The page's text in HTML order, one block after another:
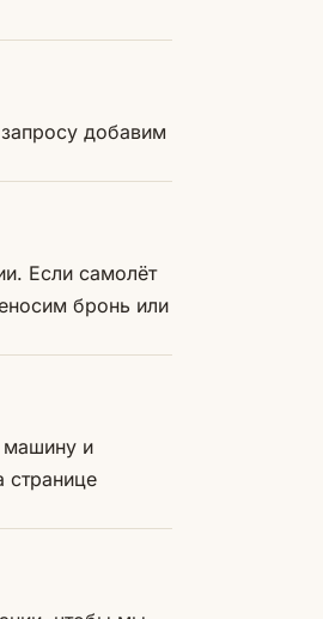
добавим
Если самолёт
бронь или
машину и
странице